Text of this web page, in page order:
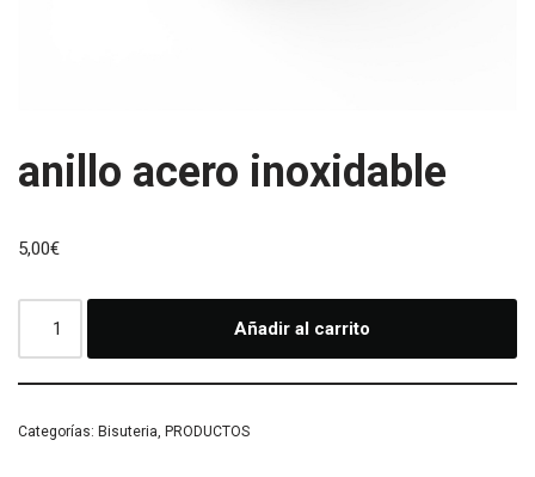
anillo acero inoxidable
5,00€
Añadir al carrito
Categorías: Bisuteria, PRODUCTOS